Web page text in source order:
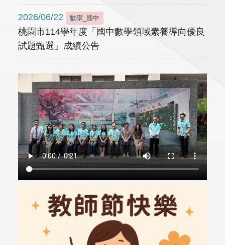
2026/06/22 數學_國中
桃園市114學年度「國中數學領域素養導向優良
試題甄選」成績公告